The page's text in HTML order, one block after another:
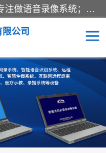
深圳鼎立宏泰科技有限公司专注做语音录像系统；主要服务有：约谈室同步录音录像系统、设计数字询问同步录音录像、数字约谈室同步录音录像、公开听证室、智慧庭审、智能语音识别转写、远程提讯（提审）、记录仪、远程指挥综合管理平台、录播系统等
公司
便携式审讯设备
听证室
语音识别